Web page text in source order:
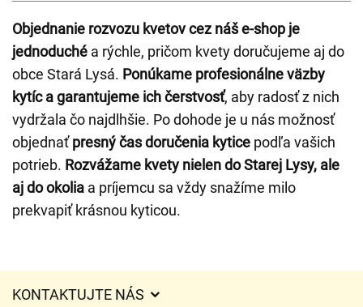
Objednanie rozvozu kvetov cez náš e-shop je
jednoduché a rýchle, pričom kvety doručujeme aj do
obce Stará Lysá. Ponúkame profesionálne väzby
kytíc a garantujeme ich čerstvosť, aby radosť z nich
vydržala čo najdlhšie. Po dohode je u nás možnosť
objednaťpresný čas doručenia kytice podľa vašich
potrieb. Rozvážame kvety nielen do Starej Lysy, ale
aj do okolia a príjemcu sa vždy snažíme milo
prekvapiť krásnou kyticou.
KONTAKTUJTE NÁS